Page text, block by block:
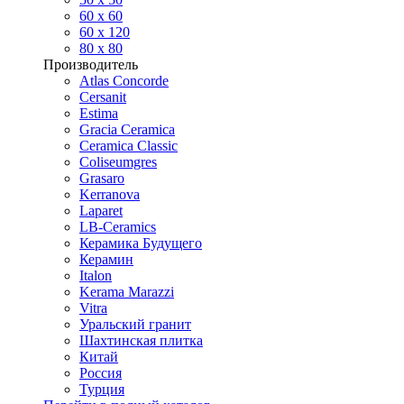
60 х 60
60 x 120
80 x 80
Производитель
Atlas Concorde
Cersanit
Estima
Gracia Ceramica
Ceramica Classic
Coliseumgres
Grasaro
Kerranova
Laparet
LB-Ceramics
Керамика Будущего
Керамин
Italon
Kerama Marazzi
Vitra
Уральский гранит
Шахтинская плитка
Китай
Россия
Турция